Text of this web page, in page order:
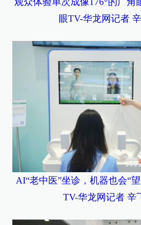
眼TV-华龙网记者
AI“老中医”坐诊，机器也会“
TV-华龙网记者 辛